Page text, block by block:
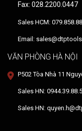
Fax: 028.2200.0447
Sales HCM:
Email:
VĂN PHÒNG HÀ NỘI
P502 Tòa Nhà 11
Sales HN:
Sales HN: